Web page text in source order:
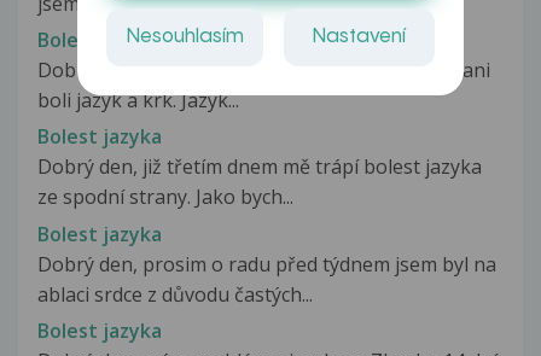
Bolest jazyka
Dobry den, uz asi tyden me pri jidle, piti a polykani
boli jazyk a krk. Jazyk...
Bolest jazyka
Dobrý den, již třetím dnem mě trápí bolest jazyka
ze spodní strany. Jako bych...
Bolest jazyka
Dobrý den, prosim o radu před týdnem jsem byl na
ablaci srdce z důvodu častých...
Bolest jazyka
Nesouhlasím Nastavení